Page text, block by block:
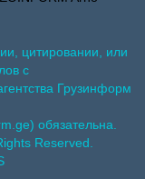
цитировании, или
с
Грузинформ
обязательна.
Reserved.